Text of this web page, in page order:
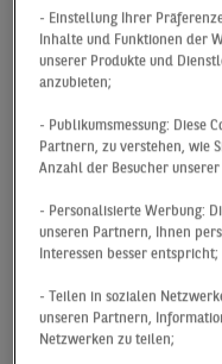
des langjährigen
und vierte Quartal,
30.000 m²,
Zum guten
Anteil (21 %)
und 10.000 m²
Prozentpunkte
zählen unter
Dortmund, die
Westfalendamm
m² im Citykern für
- Einstellung Ihrer
Inhalte und Funktionen der
unserer Produkte und
anzubieten;
- Publikumsmessung: Diese
Partnern, zu verstehen, wie
Anzahl der Besucher unserer
- Personalisierte Werbung:
unseren Partnern, Ihnen
Interessen besser entspricht;
- Teilen in sozialen
unseren Partnern,
Netzwerken zu teilen;